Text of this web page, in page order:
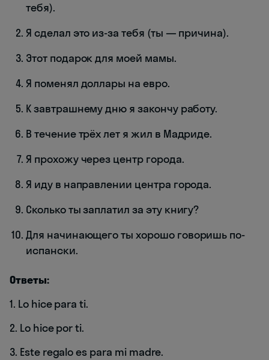
тебя).
Я сделал это из-за тебя (ты — причина).
Этот подарок для моей мамы.
Я поменял доллары на евро.
К завтрашнему дню я закончу работу.
В течение трёх лет я жил в Мадриде.
Я прохожу через центр города.
Я иду в направлении центра города.
Сколько ты заплатил за эту книгу?
Для начинающего ты хорошо говоришь по-
испански.
Ответы:
1. Lo hice para ti.
2. Lo hice por ti.
3. Este regalo es para mi madre.